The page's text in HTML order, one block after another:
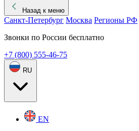
Назад к меню
Санкт-Петербург Москва Регионы РФ
Звонки по России бесплатно
+7 (800) 555-46-75
RU
EN